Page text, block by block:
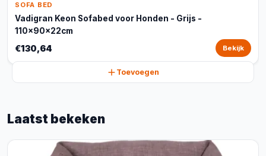
SOFA BED
Vadigran Keon Sofabed voor Honden - Grijs -
110x90x22cm
€130,64 Bekijk
Toevoegen
Laatst bekeken